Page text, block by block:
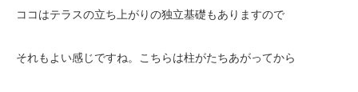
ココはテラスの立ち上がりの独立基礎もありますので
それもよい感じですね。こちらは柱がたちあがってから